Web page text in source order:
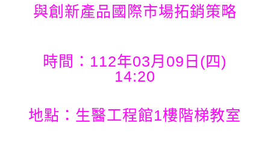
與創新產品國際市場拓銷策略
時間：112年03月09日(四)
14:20
地點：生醫工程館1樓階梯教室